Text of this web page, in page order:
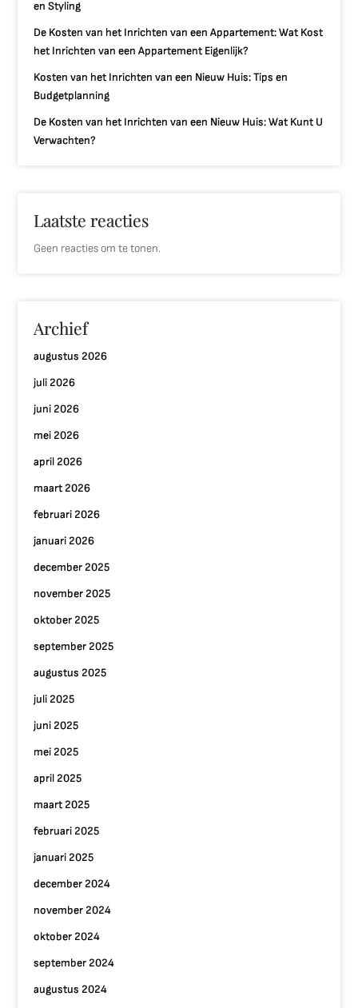
en Styling
De Kosten van het Inrichten van een Appartement: Wat Kost
het Inrichten van een Appartement Eigenlijk?
Kosten van het Inrichten van een Nieuw Huis: Tips en
Budgetplanning
De Kosten van het Inrichten van een Nieuw Huis: Wat Kunt U
Verwachten?
Laatste reacties
Geen reacties om te tonen.
Archief
augustus 2026
juli 2026
juni 2026
mei 2026
april 2026
maart 2026
februari 2026
januari 2026
december 2025
november 2025
oktober 2025
september 2025
augustus 2025
juli 2025
juni 2025
mei 2025
april 2025
maart 2025
februari 2025
januari 2025
december 2024
november 2024
oktober 2024
september 2024
augustus 2024